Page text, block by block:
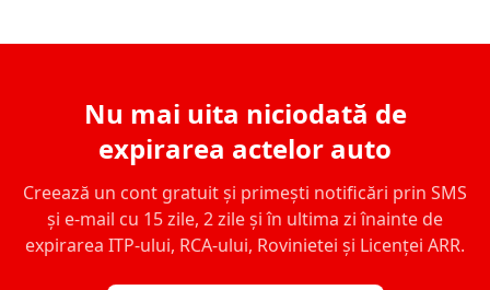
Nu mai uita niciodată de
expirarea actelor auto
Creează un cont gratuit și primești notificări prin SMS
și e-mail cu 15 zile, 2 zile și în ultima zi înainte de
expirarea ITP-ului, RCA-ului, Rovinietei și Licenței ARR.